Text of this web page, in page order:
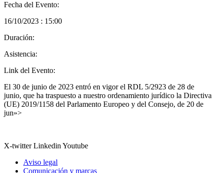
Fecha del Evento:
16/10/2023 : 15:00
Duración:
Asistencia:
Link del Evento:
El 30 de junio de 2023 entró en vigor el RDL 5/2923 de 28 de
junio, que ha traspuesto a nuestro ordenamiento jurídico la Directiva
(UE) 2019/1158 del Parlamento Europeo y del Consejo, de 20 de
jun»>
X-twitter Linkedin Youtube
Aviso legal
Comunicación y marcas